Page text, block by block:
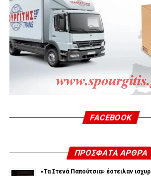
FACEBOOK
ΠΡΌΣΦΑΤΑ ΆΡΘΡΑ
«Τα Στενά Παπούτσια» έστειλαν